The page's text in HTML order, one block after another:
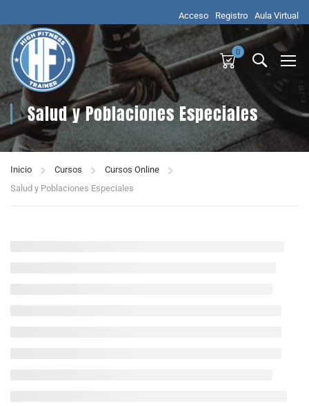
Acceso Registro Aula Virtual
0
Salud y Poblaciones Especiales
Inicio Cursos
Cursos Online
Salud y Poblaciones Especiales